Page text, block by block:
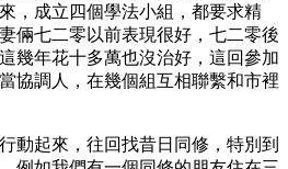
，成立四個學法小組，都要求精
倆七二零以前表現很好，七二零後
幾年花十多萬也沒治好，這回參加
協調人，在幾個組互相聯繫和市裡
動起來，往回找昔日同修，特別到